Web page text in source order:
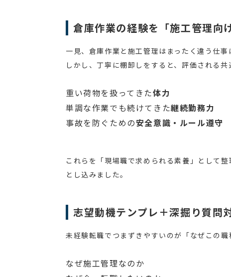
倉庫作業の経験を「施工管理向
一見、倉庫作業と施工管理はまったく違う仕事
しかし、丁寧に棚卸しをすると、評価される共
重い荷物を扱ってきた体力
単調な作業でも続けてきた継続勤務力
事故を防ぐための安全意識・ルール遵守
これらを「現場職で求められる素養」として
とし込みました。
志望動機テンプレ＋深掘り質問
未経験転職でつまずきやすいのが「なぜこの職
なぜ施工管理なのか